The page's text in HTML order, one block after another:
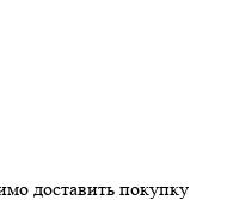
доставить покупку